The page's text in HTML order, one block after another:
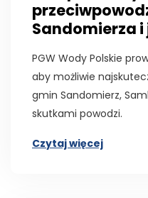
Sandomierza
PGW Wody Polskie
aby możliwie
gmin Sandomierz,
skutkami powodzi.
Czytaj więcej